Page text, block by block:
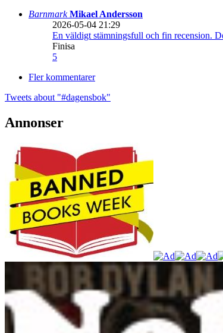
BarnmarkMikael Andersson
2026-05-04 21:29
En väldigt stämningsfull och fin recension.
Finisa
5
Fler kommentarer
Tweets about "#dagensbok"
Annonser